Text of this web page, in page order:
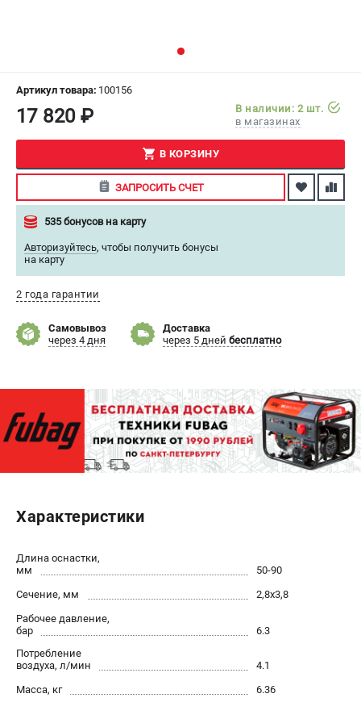
СЕРВИС
МАГАЗИНЫ
ПОДДЕРЖКА
Сервисный центр
Как нас найти
ИНФОРМАЦИЯ
Юридическая информация
Пользовательское соглашение
ЭЛЕКТРОСТАНЦИИ
Генераторы бензиновые
Генераторы дизельные
Генераторы инверторные
ПОЛЕЗНЫЕ СТАТЬИ
Как выбрать краскопульт?
Как выбрать мотопомпу?
Как выбрать бензопилу?
Как выбрать компрессор?
Как правильно выбрать генератор?
Как выбрать сварочный аппарат?
СВАРОЧНЫЕ АППАРАТЫ
Артикул товара: 100156
17 820 ₽
В наличии: 2 шт.
в магазинах
В КОРЗИНУ
ЗАПРОСИТЬ СЧЕТ
535 бонусов на карту
Авторизуйтесь, чтобы получить бонусы
на карту
2 года гарантии
Самовывоз
через 4 дня
Доставка
через 5 дней бесплатно
Характеристики
Длина оснастки,
мм
50-90
Сечение, мм
2,8х3,8
Рабочее давление,
бар
6.3
Потребление
воздуха, л/мин
4.1
Масса, кг
6.36